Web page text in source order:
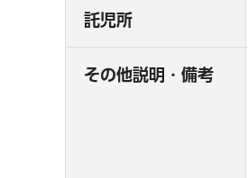
託児所
その他説明・備考